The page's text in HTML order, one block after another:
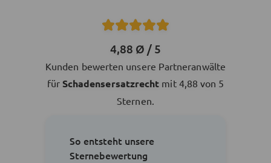
4,88 Ø / 5
Kunden bewerten unsere Partneranwälte
für Schadensersatzrecht mit 4,88 von 5
Sternen.
So entsteht unsere
Sternebewertung